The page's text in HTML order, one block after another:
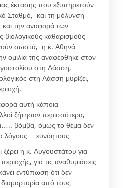
έκτασης που εξυπηρετούν
Σταθμό, και τη μόλυνση
την αναφορά των
βιολογικούς καθαρισμούς
σωστά, η κ. Αθηνά
ομιλία της αναφέρθηκε στον
στη Λάσση,
στη Λάσση μυρίζει,
αυτή κάποια
ζήτησαν περισσότερα,
βόμβα, όμως το θέμα δεν
λόγους …ευνόητους
ξέρει η κ. Αυγουστάτου για
για τις αναθυμιάσεις
εντύπωση ότι δεν
διαμαρτυρία από τους